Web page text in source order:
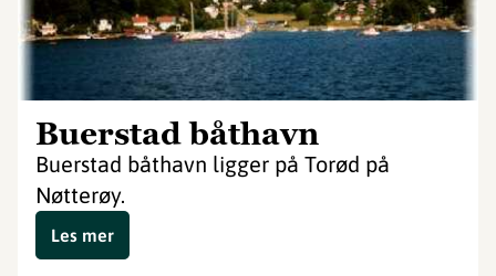
Buerstad båthavn
Buerstad båthavn ligger på Torød på
Nøtterøy.
Les mer